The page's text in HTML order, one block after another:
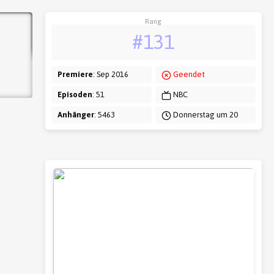
Rang
#131
Premiere: Sep 2016
Episoden: 51
Anhänger: 5463
Geendet
NBC
Donnerstag um 20